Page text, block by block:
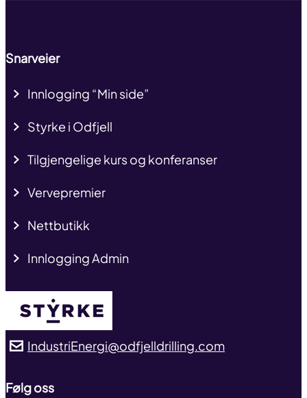
Snarveier
Innlogging “Min side”
Styrke i Odfjell
Tilgjengelige kurs og konferanser
Vervepremier
Nettbutikk
Innlogging Admin
IndustriEnergi@odfjelldrilling.com
Følg oss